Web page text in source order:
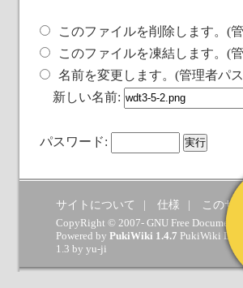
このファイルを削除します。(
このファイルを凍結します。(
名前を変更します。(管理者パ
新しい名前:
パスワード:
サイトについて 仕様 このサ
CopyRight © 2007- GNU Free
Powered by PukiWiki 1.4.7 PukiWiki
1.3 by yu-ji